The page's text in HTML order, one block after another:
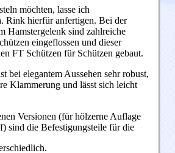
möchten, lasse ich
Rink hierfür anfertigen. Bei der
Hamstergelenk sind zahlreiche
eingeflossen und dieser
FT Schützen für Schützen gebaut.
bei elegantem Aussehen sehr robust,
Klammerung und lässt sich leicht
Versionen (für hölzerne Auflage
sind die Befestigungsteile für die